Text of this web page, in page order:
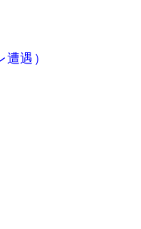
遇）